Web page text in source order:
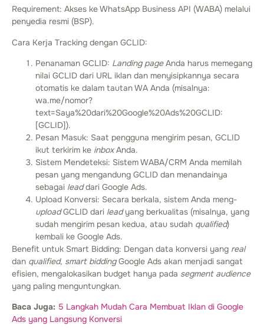
Requirement: Akses ke WhatsApp Business API (WABA) melalui
penyedia resmi (BSP).
Cara Kerja Tracking dengan GCLID:
Penanaman GCLID: Landing pageAnda harus memegang
nilai GCLID dari URL iklan dan menyisipkannya secara
otomatis ke dalam tautan WA Anda (misalnya:
wa.me/nomor?
text=Saya%20dari%20Google%20Ads%20GCLID:
[GCLID]).
Pesan Masuk: Saat pengguna mengirim pesan, GCLID
ikut terkirim ke inboxAnda.
Sistem Mendeteksi: Sistem WABA/CRM Anda memilah
pesan yang mengandung GCLID dan menandainya
sebagai leaddari Google Ads.
Upload Konversi: Secara berkala, sistem Anda meng-
uploadGCLID dari leadyang berkualitas (misalnya, yang
sudah mengirim pesan kedua, atau sudah qualified)
kembali ke Google Ads.
Benefit untuk Smart Bidding: Dengan data konversi yang real
dan qualified, smart biddingGoogle Ads akan menjadi sangat
efisien, mengalokasikan budget hanya pada segment audience
yang paling menguntungkan.
Baca Juga: 5 Langkah Mudah Cara Membuat Iklan di Google
Ads yang Langsung Konversi